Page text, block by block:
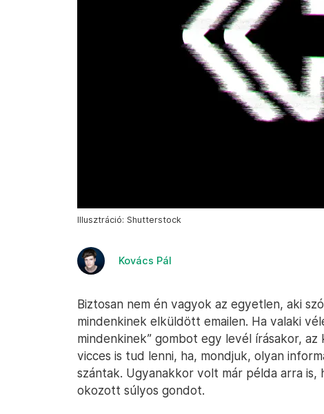
Illusztráció: Shutterstock
Kovács Pál
Biztosan nem én vagyok az egyetlen, aki
mindenkinek elküldött emailen. Ha valaki
mindenkinek” gombot egy levél írásakor,
vicces is tud lenni, ha, mondjuk, olyan
szántak. Ugyanakkor volt már példa arra
okozott súlyos gondot.